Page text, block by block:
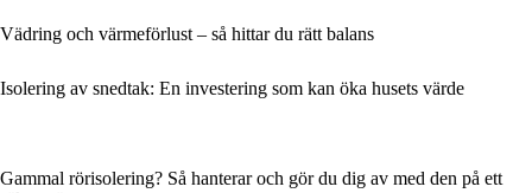
Vädring och värmeförlust – så hittar du rätt balans
Isolering av snedtak: En investering som kan öka husets värde
Gammal rörisolering? Så hanterar och gör du dig av med den på ett